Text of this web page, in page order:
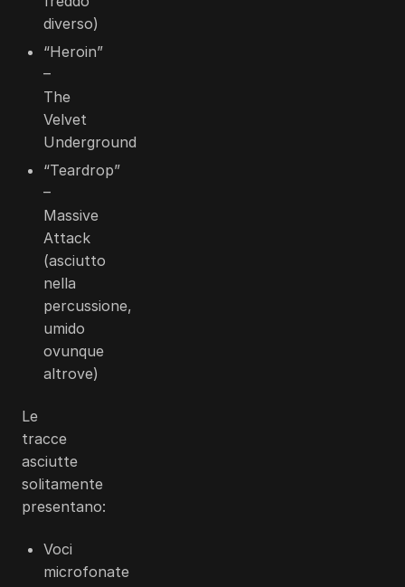
diverso)
“Heroin”
–
The
Velvet
Underground
“Teardrop”
–
Massive
Attack
(asciutto
nella
percussione,
umido
ovunque
altrove)
Le
tracce
asciutte
solitamente
presentano:
Voci
microfonate